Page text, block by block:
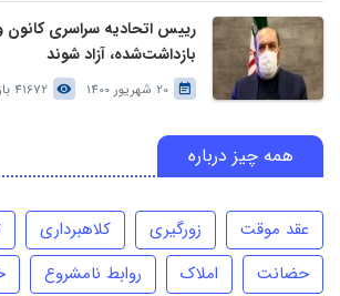
رییس اتحادیه سراسری کانون
بازداشت‌شده، آزاد شوند
20 شهریور 1400 41672 بازدید
همه چیز درباره
عقد موقت زورگیری کلاهبرداری
حضانت
املاک روابط نامشروع